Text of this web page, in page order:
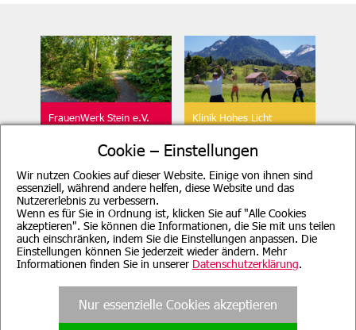
FrauenWerk Stein e.V.
Klinik Hohes Licht
Klinik Sonnenbichl
Aschau
Beratung für Mutter, Mutter-
Kind, Vater, Vater-Kind und
pflegende Angehörige
Cookie – Einstellungen
Wir nutzen Cookies auf dieser Website. Einige von ihnen sind
essenziell, während andere helfen, diese Website und das
Nutzererlebnis zu verbessern.
Wenn es für Sie in Ordnung ist, klicken Sie auf "Alle Cookies
akzeptieren". Sie können die Informationen, die Sie mit uns teilen
auch einschränken, indem Sie die Einstellungen anpassen. Die
Einstellungen können Sie jederzeit wieder ändern. Mehr
Informationen finden Sie in unserer Datenschutzerklärung.
Nur essenzielle Cookies akzeptieren